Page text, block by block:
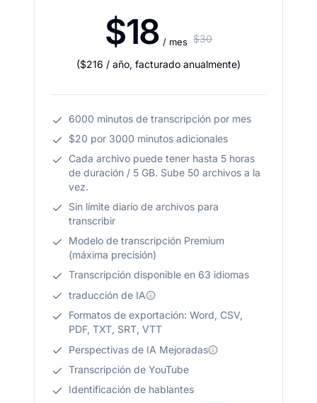
$18 / mes $30
($216 / año, facturado anualmente)
6000 minutos de transcripción por mes
$20 por 3000 minutos adicionales
Cada archivo puede tener hasta 5 horas
de duración / 5 GB. Sube 50 archivos a la
vez.
Sin límite diario de archivos para
transcribir
Modelo de transcripción Premium
(máxima precisión)
Transcripción disponible en 63 idiomas
traducción de IA
Formatos de exportación: Word, CSV,
PDF, TXT, SRT, VTT
Perspectivas de IA Mejoradas
Transcripción de YouTube
Identificación de hablantes